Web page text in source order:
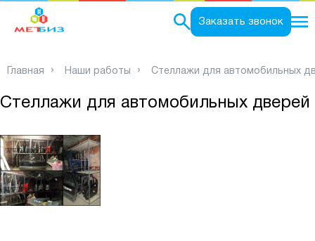
Заказать звонок
Главная Наши работы Стеллажи для автомобильных
Стеллажи для автомобильных дверей